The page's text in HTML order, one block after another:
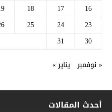
16
17
18
23
24
25
30
31
« نوفمبر يناير »
أحدث المقالات